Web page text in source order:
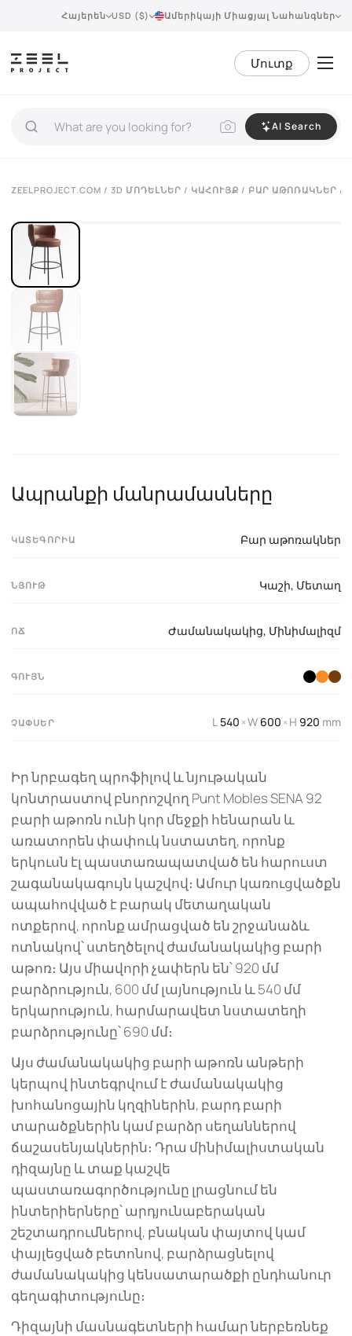
Հայերեն USD ($) Ամերիկայի Միացյալ Նահանգներ
Մուտք
AI Search
ZEELPROJECT.COM / 3D ՄՈԴԵԼՆԵՐ / ԿԱՀՈՒՅՔ / ԲԱՐ ԱԹՈՌԱԿՆԵՐ /
VIEW 360°
Ապրանքի մանրամասները
ԿԱՏԵԳՈՐԻԱ Բար աթոռակներ
ՆՅՈՒԹ Կաշի, Մետաղ
ՈՃ Ժամանակակից, Մինիմալիզմ
ԳՈՒՅՆ
ՉԱՓՍԵՐ L 540 ×W 600 ×H 920 mm
Իր նրբագեղ պրոֆիլով և նյութական
կոնտրաստով բնորոշվող Punt Mobles SENA 92
բարի աթոռն ունի կոր մեջքի հենարան և
առատորեն փափուկ նստատեղ, որոնք
երկուսն էլ պաստառապատված են հարուստ
շագանակագույն կաշվով։ Ամուր կառուցվածքն
ապահովված է բարակ մետաղական
ոտքերով, որոնք ամրացված են շրջանաձև
ոտնակով՝ ստեղծելով ժամանակակից բարի
աթոռ։ Այս միավորի չափերն են՝ 920 մմ
բարձրություն, 600 մմ լայնություն և 540 մմ
երկարություն, հարմարավետ նստատեղի
բարձրությունը՝ 690 մմ։
Այս ժամանակակից բարի աթոռն անթերի
կերպով ինտեգրվում է ժամանակակից
խոհանոցային կղզիներին, բարդ բարի
տարածքներին կամ բարձր սեղաններով
ճաշասենյակներին։ Դրա մինիմալիստական
դիզայնը և տաք կաշվե
պաստառագործությունը լրացնում են
ինտերիերները՝ արդյունաբերական
շեշտադրումներով, բնական փայտով կամ
փայլեցված բետոնով, բարձրացնելով
ժամանակակից կենսատարածքի ընդհանուր
գեղագիտությունը։
Դիզայնի մասնագետների համար ներբեռնեք